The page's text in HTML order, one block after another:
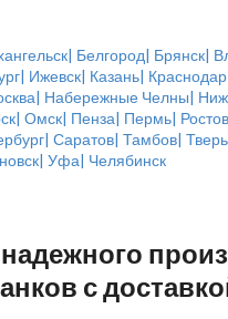
| Белгород| Брянск|
| Ижевск| Казань| Краснодар
| Набережные Челны|
| Омск| Пенза| Пермь|
| Саратов| Тамбов| Тверь
| Уфа| Челябинск
с